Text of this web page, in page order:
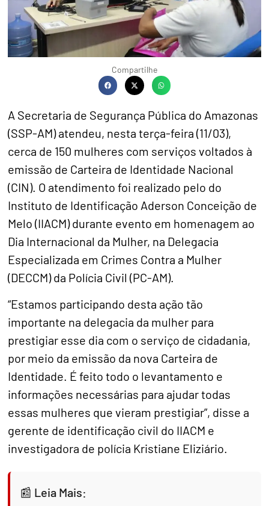
Compartilhe
A Secretaria de Segurança Pública do Amazonas
(SSP-AM) atendeu, nesta terça-feira (11/03),
cerca de 150 mulheres com serviços voltados à
emissão de Carteira de Identidade Nacional
(CIN). O atendimento foi realizado pelo do
Instituto de Identificação Aderson Conceição de
Melo (IIACM) durante evento em homenagem ao
Dia Internacional da Mulher, na Delegacia
Especializada em Crimes Contra a Mulher
(DECCM) da Polícia Civil (PC-AM).
“Estamos participando desta ação tão
importante na delegacia da mulher para
prestigiar esse dia com o serviço de cidadania,
por meio da emissão da nova Carteira de
Identidade. É feito todo o levantamento e
informações necessárias para ajudar todas
essas mulheres que vieram prestigiar”, disse a
gerente de identificação civil do IIACM e
investigadora de polícia Kristiane Eliziário.
Leia Mais: